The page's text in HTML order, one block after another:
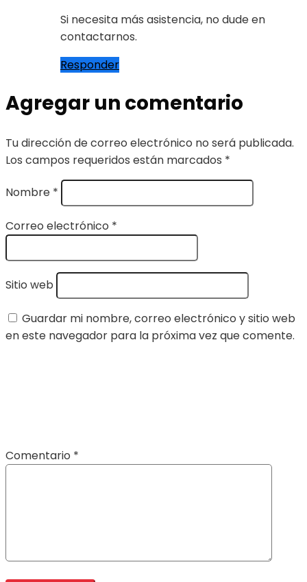
Si necesita más asistencia, no dude en
contactarnos.
Responder
Agregar un comentario
Tu dirección de correo electrónico no será publicada.
Los campos requeridos están marcados *
Nombre *
Correo electrónico *
Sitio web
Guardar mi nombre, correo electrónico y sitio web
en este navegador para la próxima vez que comente.
Comentario *